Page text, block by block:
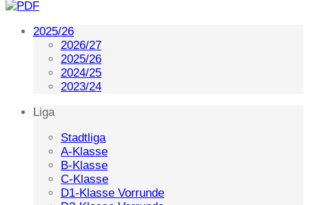
2025/26
2026/27
2025/26
2024/25
2023/24
Liga
Stadtliga
A-Klasse
B-Klasse
C-Klasse
D1-Klasse Vorrunde